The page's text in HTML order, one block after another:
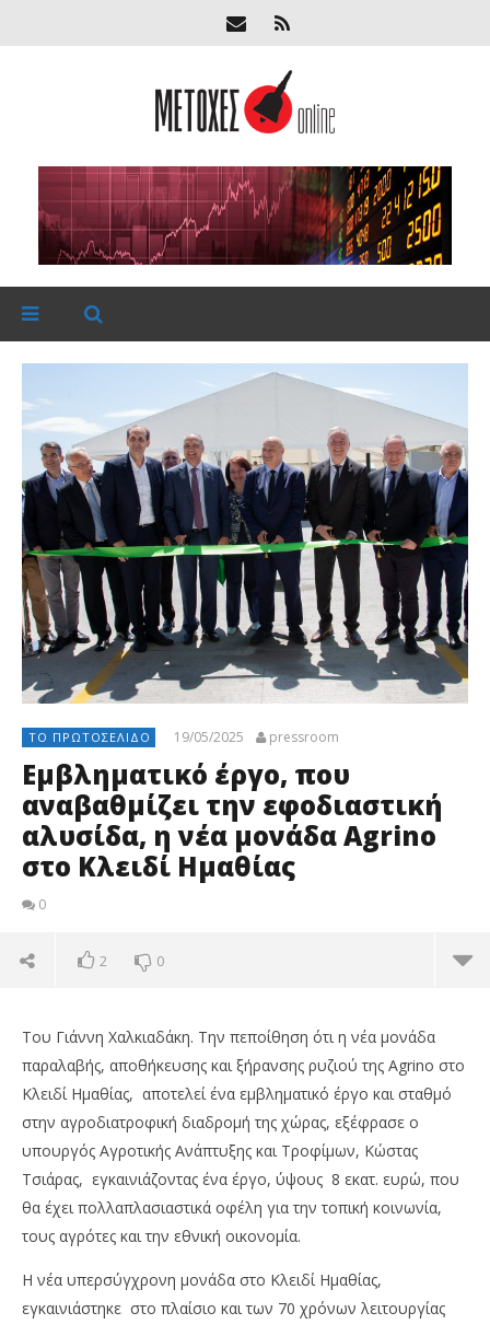
ΤΟ ΠΡΩΤΟΣΈΛΙΔΟ 19/05/2025 pressroom
Εμβληματικό έργο, που
αναβαθμίζει την εφοδιαστική
αλυσίδα, η νέα μονάδα Agrino
στο Κλειδί Ημαθίας
0
2 0
NOW VIEWING
Του Γιάννη Χαλκιαδάκη. Την πεποίθηση ότι η νέα μονάδα
παραλαβής, αποθήκευσης και ξήρανσης ρυζιού της Agrino στο
Κλειδί Ημαθίας, αποτελεί ένα εμβληματικό έργο και σταθμό
στην αγροδιατροφική διαδρομή της χώρας, εξέφρασε ο
υπουργός Αγροτικής Ανάπτυξης και Τροφίμων, Κώστας
Τσιάρας, εγκαινιάζοντας ένα έργο, ύψους 8 εκατ. ευρώ, που
θα έχει πολλαπλασιαστικά οφέλη για την τοπική κοινωνία,
τους αγρότες και την εθνική οικονομία.
Η νέα υπερσύγχρονη μονάδα στο Κλειδί Ημαθίας,
εγκαινιάστηκε στο πλαίσιο και των 70 χρόνων λειτουργίας